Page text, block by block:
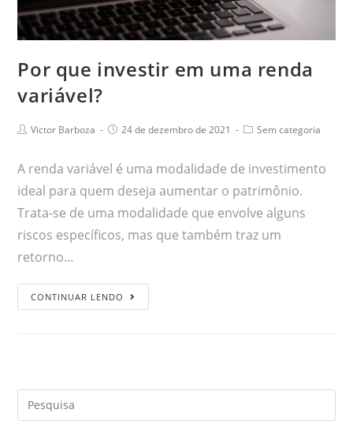
Por que investir em uma renda
variável?
Victor Barboza 24 de dezembro de 2021 Sem categoria
A renda variável é uma modalidade de investimento
ideal para quem deseja aumentar o patrimônio.
Trata-se de uma modalidade que envolve alguns
riscos específicos, mas que também traz um
retorno…
CONTINUAR LENDO